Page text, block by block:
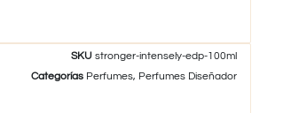
SKUstronger-intensely-edp-100ml
Categorías Perfumes, Perfumes Diseñador